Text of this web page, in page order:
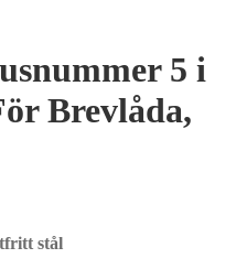
5 i
Brevlåda,
stål